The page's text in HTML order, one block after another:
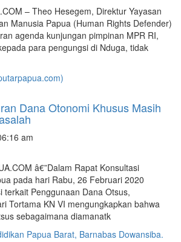
– Theo Hesegem, Direktur Yayasan
Manusia Papua (Human Rights Defender)
agenda kunjungan pimpinan MPR RI,
para pengungsi di Nduga, tidak
Dana Otonomi Khusus Masih
am
â€”Dalam Rapat Konsultasi
pada hari Rabu, 26 Februari 2020
terkait Penggunaan Dana Otsus,
Tortama KN VI mengungkapkan bahwa
sebagaimana diamanatk